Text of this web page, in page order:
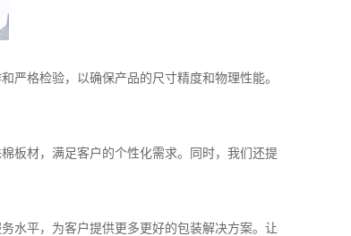
格检验，以确保产品的尺寸精度和物理性能。
材，满足客户的个性化需求。同时，我们还提
平，为客户提供更多更好的包装解决方案。让